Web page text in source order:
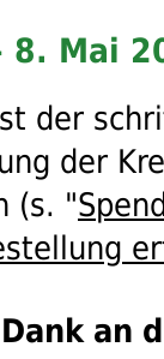
8. Mai
der
der
(s. "
an